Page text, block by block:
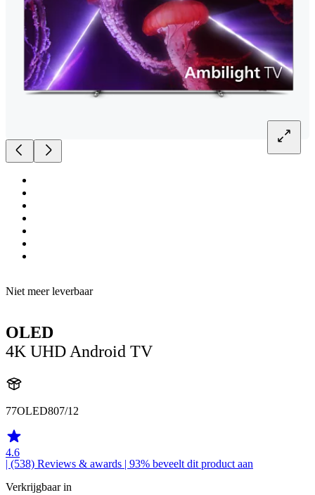
Niet meer leverbaar
OLED
4K UHD Android TV
77OLED807/12
4.6
| (538) Reviews & awards | 93% beveelt dit product aan
Verkrijgbaar in